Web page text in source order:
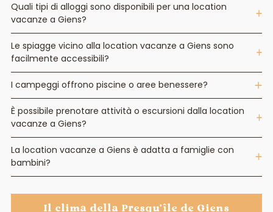
Quali tipi di alloggi sono disponibili per una location
vacanze a Giens?
Le spiagge vicino alla location vacanze a Giens sono
facilmente accessibili?
I campeggi offrono piscine o aree benessere?
È possibile prenotare attività o escursioni dalla location
vacanze a Giens?
La location vacanze a Giens è adatta a famiglie con
bambini?
Il clima della Presqu’île de Giens